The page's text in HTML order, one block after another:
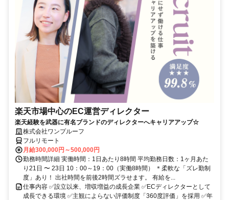
楽天市場中心のEC運営ディレクター
楽天経験を武器に有名ブランドのディレクターへキャリアアップ☆
株式会社ワンプルーフ
フルリモート
月給300,000円～500,000円
勤務時間詳細 実働時間：1日あたり8時間 平均勤務日数：1ヶ月あた
り21日 〜 23日 10：00～19：00（実働8時間） ＊柔軟な「ズレ勤制
度」あり！ 出社時間を前後2時間ズラせます。 有給を...
仕事内容 ✅設立以来、増収増益の成長企業 ✅ECディレクターとして
成長できる環境 ✅主観によらない評価制度「360度評価」を採用 ✅年